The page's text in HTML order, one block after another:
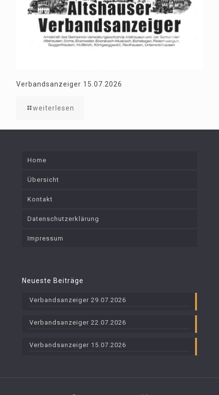
Verbandsanzeiger 15.07.2026
weiterlesen
Home
Übersicht
Kontakt
Datenschutzerklärung
Impressum
Neueste Beiträge
Verbandsanzeiger 29.07.2026
Verbandsanzeiger 22.07.2026
Verbandsanzeiger 15.07.2026